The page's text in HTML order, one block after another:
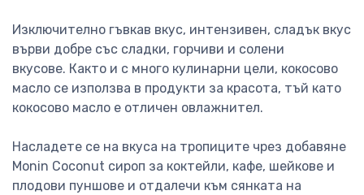
Изключително гъвкав вкус, интензивен, сладък вкус
върви добре със сладки, горчиви и солени
вкусове. Както и с много кулинарни цели, кокосово
масло се използва в продукти за красота, тъй като
кокосово масло е отличен овлажнител.
Насладете се на вкуса на тропиците чрез добавяне
Monin Coconut сироп за коктейли, кафе, шейкове и
плодови пуншове и отдалечи към сянката на